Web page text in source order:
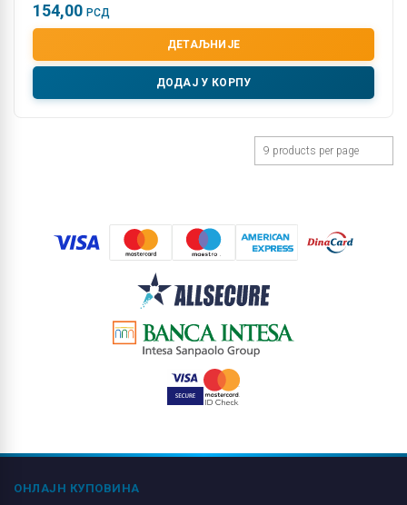
154,00 РСД
ДЕТАЉНИЈЕ
ДОДАЈ У КОРПУ
ОНЛАЈН КУПОВИНА